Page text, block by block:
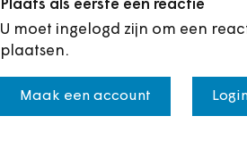
Plaats als eerste een reactie
U moet ingelogd zijn om een
plaatsen.
Maak een account